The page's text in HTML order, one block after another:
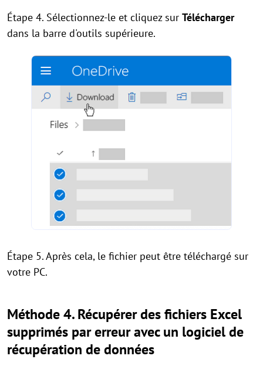
Étape 4. Sélectionnez-le et cliquez sur Télécharger
dans la barre d'outils supérieure.
Étape 5. Après cela, le fichier peut être téléchargé sur
votre PC.
Méthode 4. Récupérer des fichiers Excel
supprimés par erreur avec un logiciel de
récupération de données